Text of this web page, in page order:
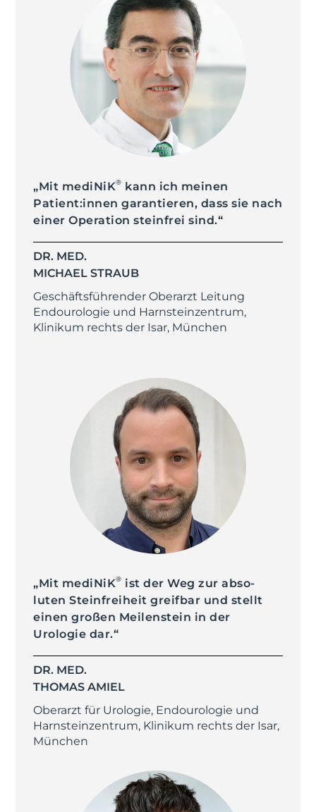
„Mit mediNiK® kann ich meinen
Patient:innen garantieren, dass sie nach
einer Operation steinfrei sind.“
DR. MED.
MICHAEL STRAUB
Geschäftsführender Oberarzt Leitung
Endourologie und Harnsteinzentrum,
Klinikum rechts der Isar, München
„Mit mediNiK® ist der Weg zur abso­
luten Stein­freiheit greifbar und stellt
einen großen Meilen­stein in der
Urologie dar.“
DR. MED.
THOMAS AMIEL
Oberarzt für Urologie, Endourologie und
Harnsteinzentrum, Klinikum rechts der Isar,
München